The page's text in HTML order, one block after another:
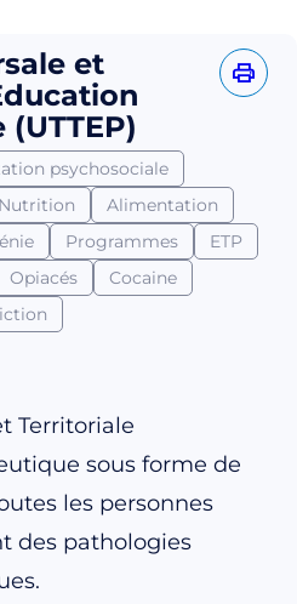
et
psychosociale
Nutrition
Alimentation
Programmes
ETP
Opiacés
Cocaine
Territoriale
sous forme de
les personnes
des pathologies